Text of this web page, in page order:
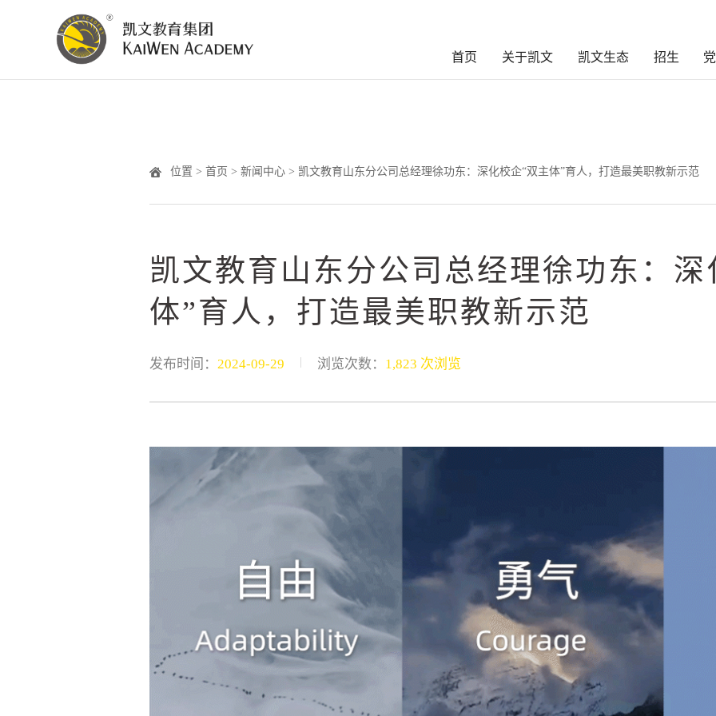
首页 关于凯文 凯文生态 招生
位置 > 首页 > 新闻中心 > 凯文教育山东分公司总经理徐功东：深化校企“双主体”育人，打造最美职教新示范
凯文教育山东分公司总经理徐功东：深
体”育人，打造最美职教新示范
发布时间： 2024-09-29 浏览次数： 1,823 次浏览